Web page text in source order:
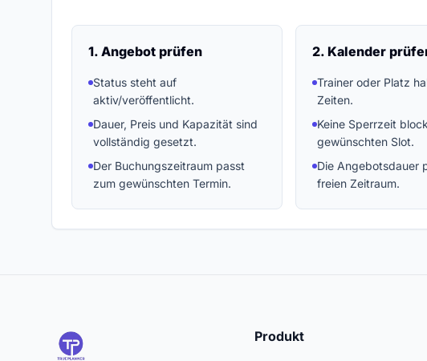
1. Angebot prüfen
Status steht auf
aktiv/veröffentlicht.
Dauer, Preis und Kapazität sind
vollständig gesetzt.
Der Buchungszeitraum passt
zum gewünschten Termin.
2. Kalender
Trainer oder Platz
Zeiten.
Keine Sperrzeit
gewünschten Slot.
Die Angebotsdauer
freien Zeitraum.
Produkt